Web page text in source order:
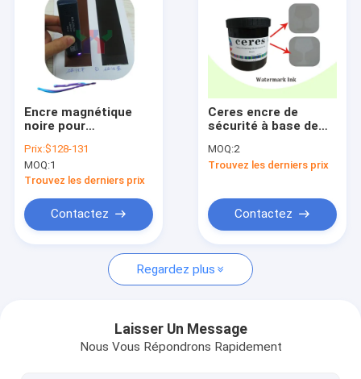
VR Show
Au sujet de nous
Contactez-nous
Nouvelles
Demandez une citation
L'encre UV décalée
Encre magnétique
noire pour
de crédit sécurisées
Prix:$128-131
MOQ:1
Trouvez les derniers prix
Contactez
Ceres encre de
sécurité à base de
sérigraphie Noir
Blanc
MOQ:2
Trouvez les derniers prix
Contactez
Regardez plus
Laisser Un Message
Nous Vous Répondrons Rapidement